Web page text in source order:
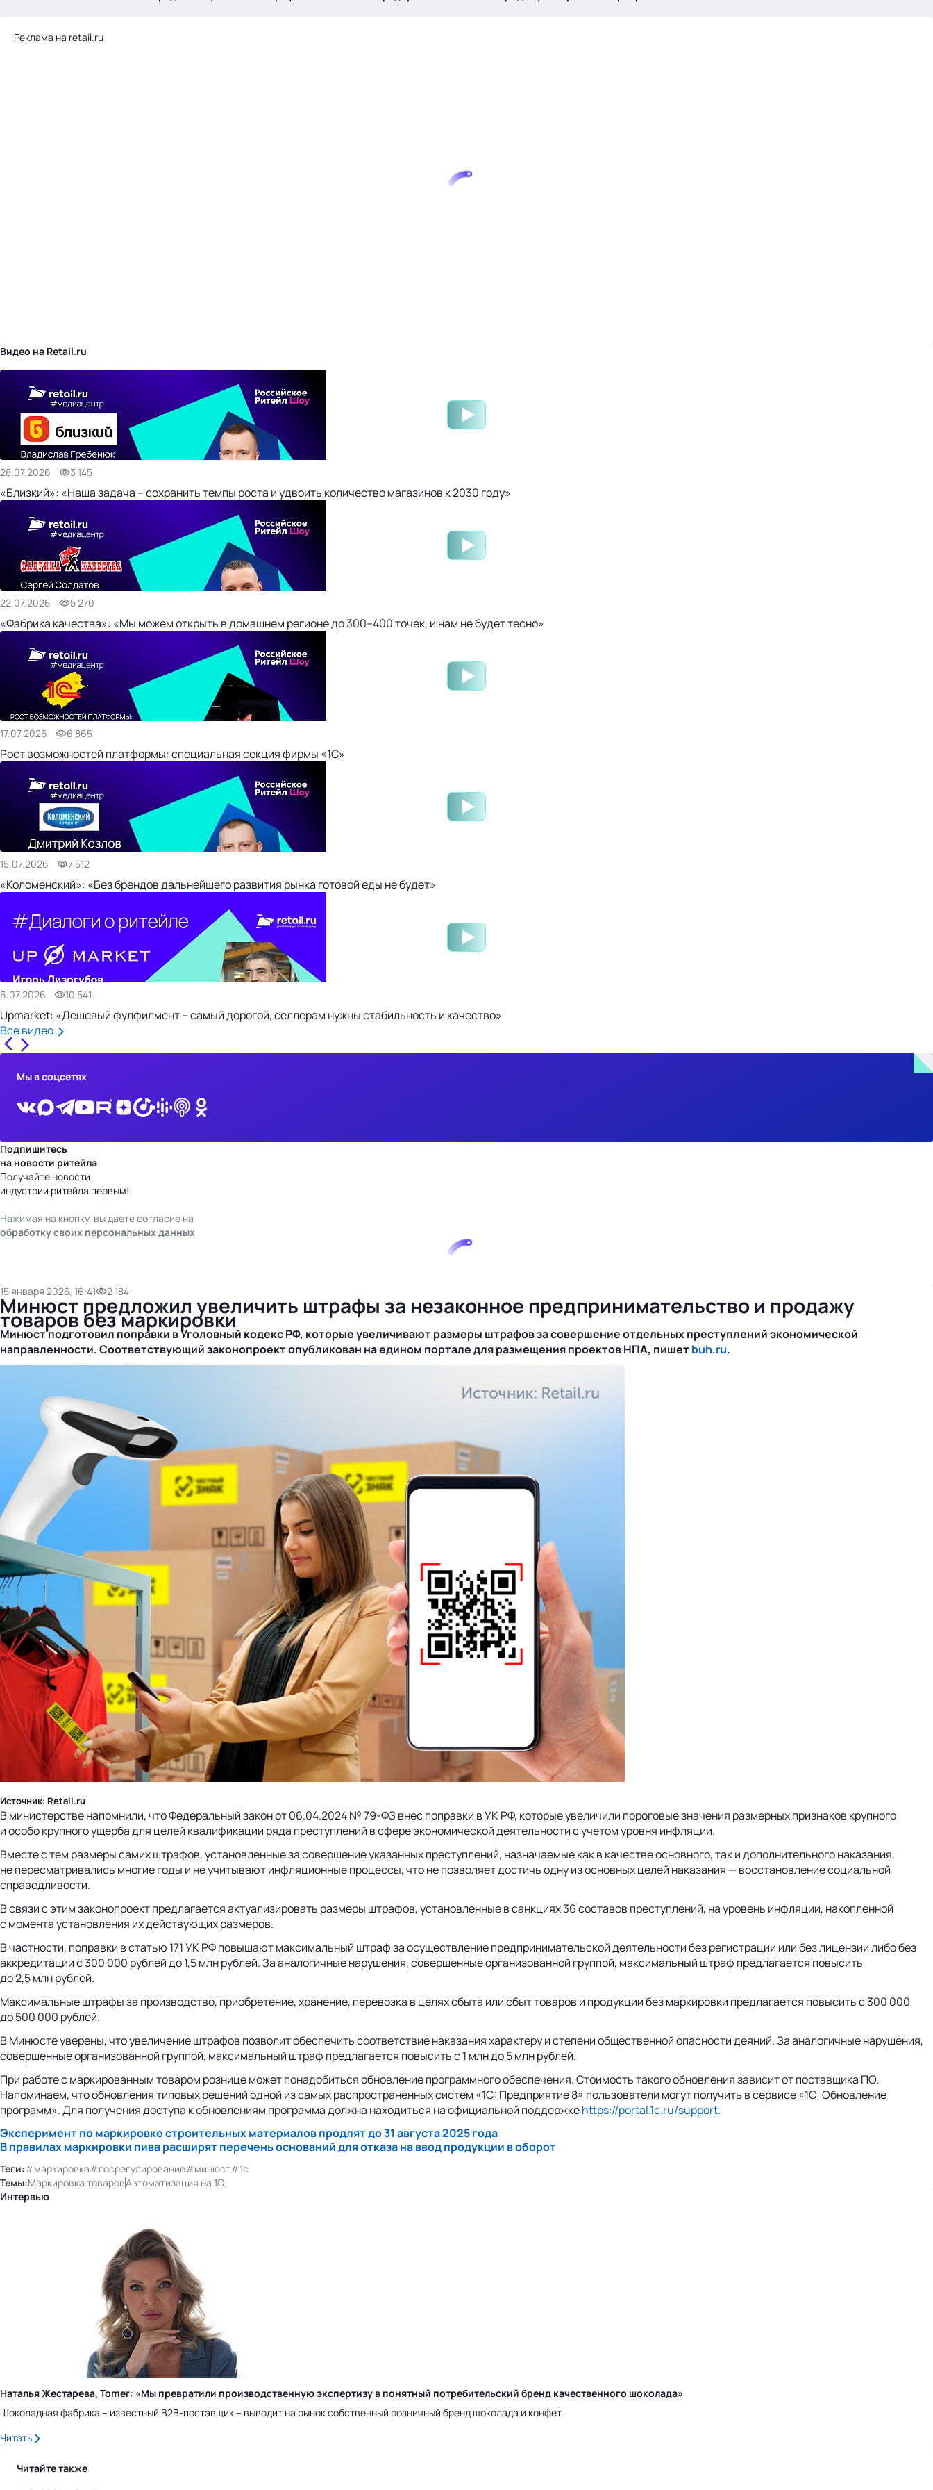
Реклама на retail.ru
Видео на Retail.ru
28.07.2026 3 145
«Близкий»: «Наша задача – сохранить темпы роста и удвоить количество магазинов к 2030 году»
22.07.2026 5 270
«Фабрика качества»: «Мы можем открыть в домашнем регионе до 300–400 точек, и нам не будет тесно»
17.07.2026 6 865
Рост возможностей платформы: специальная секция фирмы «1С»
15.07.2026 7 512
«Коломенский»: «Без брендов дальнейшего развития рынка готовой еды не будет»
6.07.2026 10 541
Upmarket: «Дешевый фулфилмент – самый дорогой, селлерам нужны стабильность и качество»
Все видео
Мы в соцсетях
Подпишитесь
на новости ритейла
Получайте новости
индустрии ритейла первым!
Нажимая на кнопку, вы даете согласие на
обработку своих персональных данных
15 января 2025, 16:41 2 184
Минюст предложил увеличить штрафы за незаконное предпринимательство и продажу
товаров без маркировки
Минюст подготовил поправки в Уголовный кодекс РФ, которые увеличивают размеры штрафов за совершение отдельных преступлений экономической
направленности.Соответствующий законопроект опубликован на едином портале для размещения проектов НПА, пишетbuh.ru.
Источник: Retail.ru
В министерстве напомнили, что Федеральный закон от 06.04.2024 № 79-ФЗ внес поправки в УК РФ, которые увеличили пороговые значения размерных признаков крупного
и особо крупного ущерба для целей квалификации ряда преступлений в сфере экономической деятельности с учетом уровня инфляции.
Вместе с тем размеры самих штрафов, установленные за совершение указанных преступлений, назначаемые как в качестве основного, так и дополнительного наказания,
не пересматривались многие годы и не учитывают инфляционные процессы, что не позволяет достичь одну из основных целей наказания — восстановление социальной
справедливости.
В связи с этим законопроект предлагается актуализировать размеры штрафов, установленные в санкциях 36 составов преступлений, на уровень инфляции, накопленной
с момента установления их действующих размеров.
В частности, поправки в статью 171 УК РФ повышают максимальный штраф за осуществление предпринимательской деятельности без регистрации или без лицензии либо без
аккредитации с 300 000 рублей до 1,5 млн рублей. За аналогичные нарушения, совершенные организованной группой, максимальный штраф предлагается повысить
до 2,5 млн рублей.
Максимальные штрафы за производство, приобретение, хранение, перевозка в целях сбыта или сбыт товаров и продукции без маркировки предлагается повысить с 300 000
до 500 000 рублей.
В Минюсте уверены, что увеличение штрафов позволит обеспечить соответствие наказания характеру и степени общественной опасности деяний. За аналогичные нарушения,
совершенные организованной группой, максимальный штраф предлагается повысить с 1 млн до 5 млн рублей.
При работе с маркированным товаром рознице может понадобиться обновление программного обеспечения. Стоимость такого обновления зависит от поставщика ПО.
Напоминаем, что обновления типовых решений одной из самых распространенных систем «1С: Предприятие 8» пользователи могут получить в сервисе «1С: Обновление
программ». Для получения доступа к обновлениям программа должна находиться на официальной поддержкеhttps://portal.1c.ru/support.
Эксперимент по маркировке строительных материалов продлят до 31 августа 2025 года
В правилах маркировки пива расширят перечень оснований для отказа на ввод продукции в оборот
Теги:#маркировка#госрегулирование#минюст#1с
Темы:Маркировка товаровАвтоматизация на 1С
Интервью
Наталья Жестарева, Tomer: «Мы превратили производственную экспертизу в понятный потребительский бренд качественного шоколада»
Шоколадная фабрика – известный B2B-поставщик – выводит на рынок собственный розничный бренд шоколада и конфет.
Читать
Читайте также